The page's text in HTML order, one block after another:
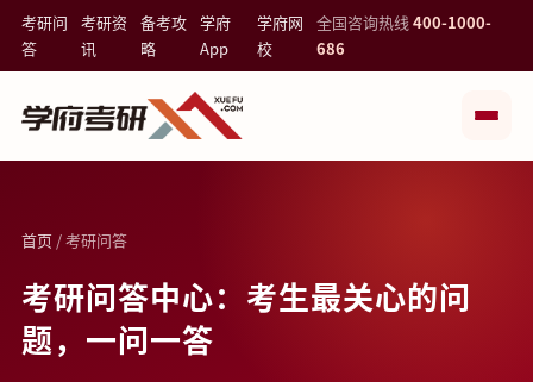
考研问
答
考研资
讯
备考攻
略
学府
App
学府网
校
全国咨询热线400-1000-
686
首页/ 考研问答
考研问答中心：考生最关心的问
题，一问一答